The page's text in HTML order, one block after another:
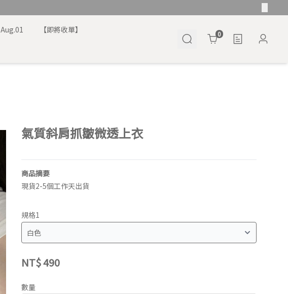
Aug.01
【即將收單】
Cart0
氣質斜肩抓皺微透上衣
商品摘要
現貨2-5個工作天出貨
規格1
NT$490
數量